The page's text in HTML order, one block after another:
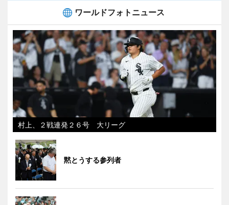
ワールドフォトニュース
村上、２戦連発２６号 大リーグ
黙とうする参列者